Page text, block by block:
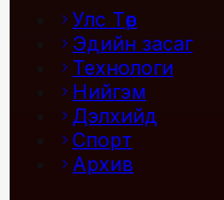
Улс Төр
Эдийн засаг
Технологи
Нийгэм
Дэлхийд
Спорт
Архив